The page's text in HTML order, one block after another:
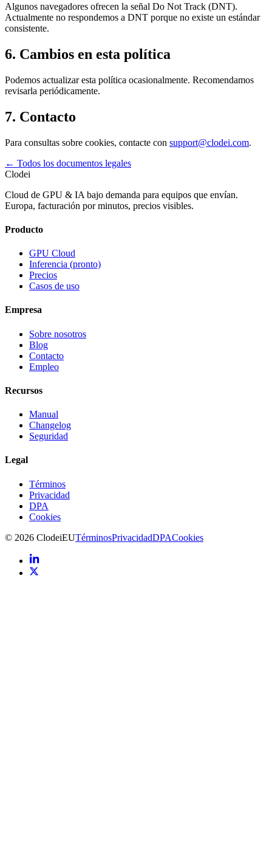
Algunos navegadores ofrecen la señal Do Not Track (DNT).
Actualmente no respondemos a DNT porque no existe un estándar
consistente.
6. Cambios en esta política
Podemos actualizar esta política ocasionalmente. Recomendamos
revisarla periódicamente.
7. Contacto
Para consultas sobre cookies, contacte con support@clodei.com.
← Todos los documentos legales
Clodei
Cloud de GPU & IA bajo demanda para equipos que envían.
Europa, facturación por minutos, precios visibles.
Producto
GPU Cloud
Inferencia (pronto)
Precios
Casos de uso
Empresa
Sobre nosotros
Blog
Contacto
Empleo
Recursos
Manual
Changelog
Seguridad
Legal
Términos
Privacidad
DPA
Cookies
© 2026 ClodeiEUTérminosPrivacidadDPACookies